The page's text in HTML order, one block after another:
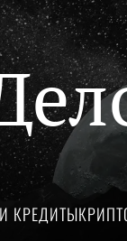
КРЕДИТЫ